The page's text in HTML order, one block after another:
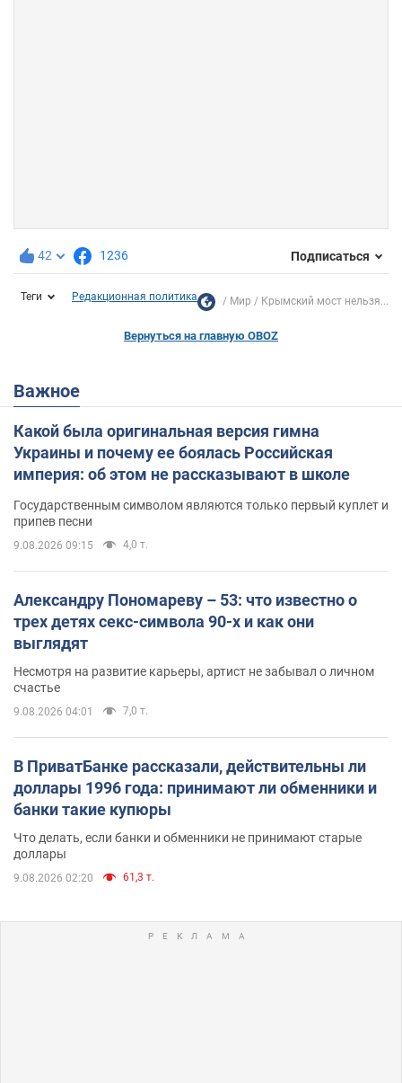
42 1236 Подписаться
Теги Редакционная политика Мир Крымский мост нельзя...
Вернуться на главную OBOZ
Важное
Какой была оригинальная версия гимна
Украины и почему ее боялась Российская
империя: об этом не рассказывают в школе
Государственным символом являются только первый куплет и
припев песни
9.08.2026 09:15 4,0 т.
Александру Пономареву – 53: что известно о
трех детях секс-символа 90-х и как они
выглядят
Несмотря на развитие карьеры, артист не забывал о личном
счастье
9.08.2026 04:01 7,0 т.
В ПриватБанке рассказали, действительны ли
доллары 1996 года: принимают ли обменники и
банки такие купюры
Что делать, если банки и обменники не принимают старые
доллары
9.08.2026 02:20 61,3 т.